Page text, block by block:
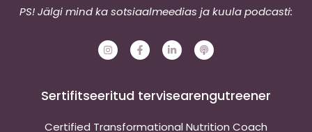
PS! Jälgi mind ka sotsiaalmeedias ja kuula podcasti:
I
n
s
g
r
m
F
a
c
o
o
-
L
i
n
d
i
-
P
o
d
s
t
Sertifitseeritud tervisearengutreener
Certified Transformational Nutrition Coach